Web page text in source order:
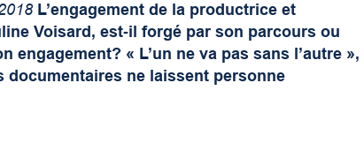
L’engagement de la productrice et
Voisard, est‑il forgé par son parcours ou
engagement? « L’un ne va pas sans l’autre »,
documentaires ne laissent personne